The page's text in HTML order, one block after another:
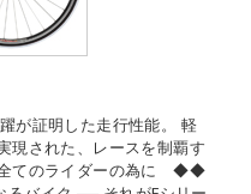
が証明した走行性能。 軽
現された、レースを制覇す
てのライダーの為に ◆◆